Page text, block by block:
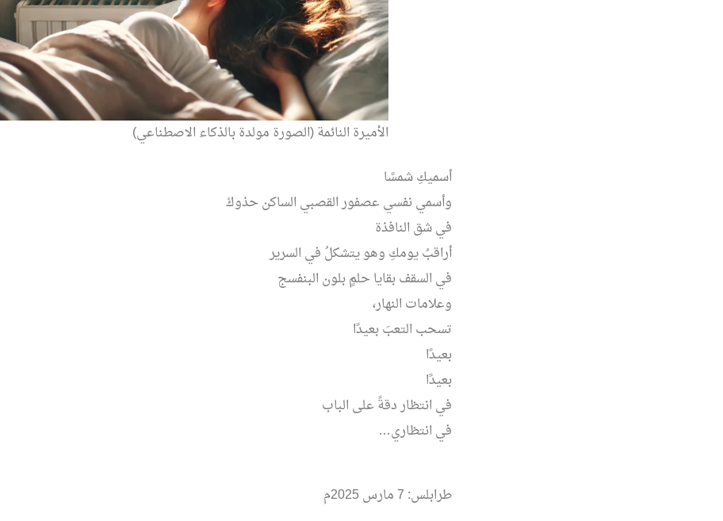
الأميرة النائمة (الصورة مولدة بالذكاء الاصطناعي)
أسميكِ شمسًا
وأسمي نفسي عصفور القصبي الساكن حذوكْ
في شق النافذة
أراقبُ يومكِ وهو يتشكلُ في السرير
في السقف بقايا حلمٍ بلون البنفسج
وعلامات النهار،
تسحب التعبَ بعيدًا
بعيدًا
بعيدًا
في انتظار دقةً على الباب
في انتظاري…
طرابلس: 7 مارس 2025م